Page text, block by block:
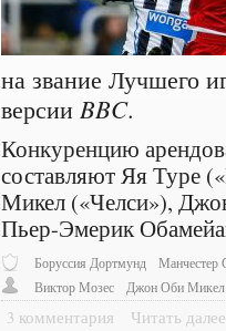
на звание Лучшего
версииBBC.
Конкуренцию
составляют Яя Туре
Микел («Челси»),
Пьер-Эмерик
Боруссия Дортмунд
Манчестер
Виктор Мозес
Джон Оби Микел
3 комментария Читать далее